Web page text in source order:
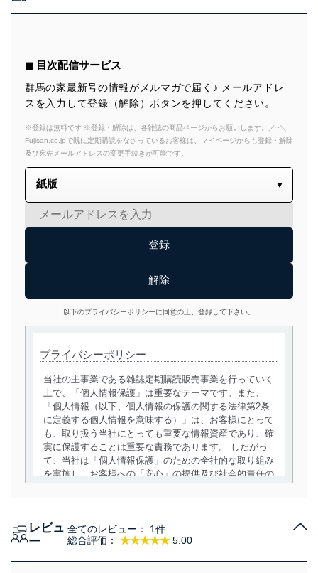
◼︎ 目次配信サービス
群馬の家最新号の情報がメルマガで届く♪ メールアドレ
スを入力して登録（解除）ボタンを押してください。
※登録は無料です ※登録・解除は、各雑誌の商品ページからお願いします。／~＼
Fujisan.co.jpで既に定期購読をなさっているお客様は、マイページからも登録・解除
及び宛先メールアドレスの変更手続きが可能です。
以下のプライバシーポリシーに同意の上、登録して下さい。
プライバシーポリシー
当社の主事業である雑誌定期購読販売事業を行っていく
上で、「個人情報保護」は重要なテーマです。また、
「個人情報（以下、個人情報の保護の関する法律第2条
に定義する個人情報を意味する）」は、お客様にとって
も、取り扱う当社にとっても重要な情報資産であり、確
実に保護することは重要な責務であります。 したがっ
て、当社は「個人情報保護」のための全社的な取り組み
を実施し、お客様への「安心」の提供及び社会的責任の
当社は、個人情報の取得・利用・提供に際して、その利
達成に必要な範囲内で適法かつ公正な手段によって取
レビュ
ー
総合評価： ★★★★★ 5.00
全てのレビュー： 1件